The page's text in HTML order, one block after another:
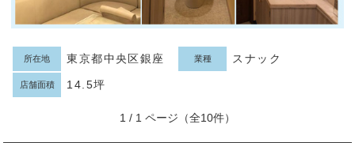
所在地 東京都中央区銀座 業種 スナック
店舗面積 14.5坪
1 / 1 ページ（全10件）